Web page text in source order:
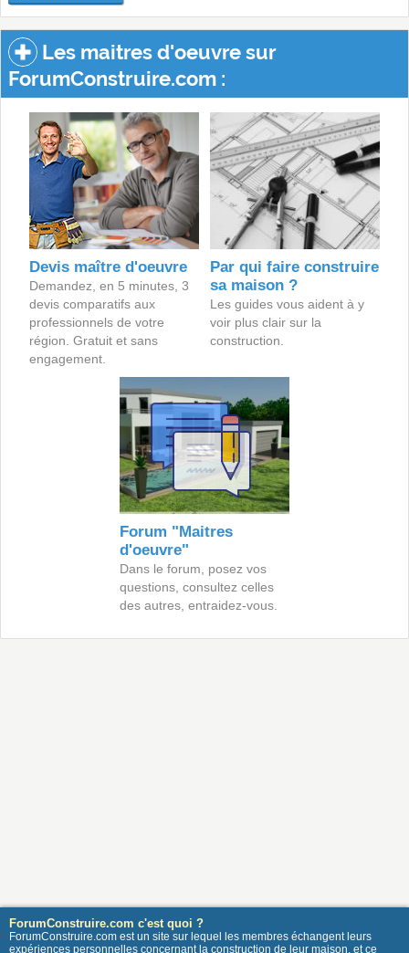
Les maitres d'oeuvre sur
ForumConstruire.com :
Devis maître d'oeuvre
Demandez, en 5 minutes, 3
devis comparatifs aux
professionnels de votre
région. Gratuit et sans
engagement.
Par qui faire construire
sa maison ?
Les guides vous aident à y
voir plus clair sur la
construction.
Forum "Maitres
d'oeuvre"
Dans le forum, posez vos
questions, consultez celles
des autres, entraidez-vous.
ForumConstruire.com c'est quoi ?
ForumConstruire.com est un site sur lequel les membres échangent leurs
expériences personnelles concernant la construction de leur maison, et ce